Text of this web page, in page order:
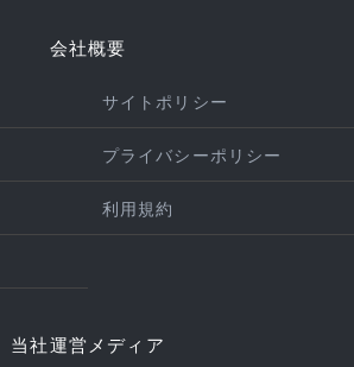
会社概要
サイトポリシー
プライバシーポリシー
利用規約
当社運営メディア